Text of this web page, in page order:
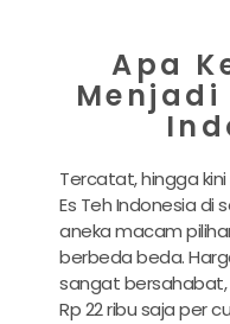
Apa
Menjadi
Tercatat, hingga
Es Teh Indonesia
aneka macam
berbeda beda.
sangat bersahabat,
Rp 22 ribu saja per